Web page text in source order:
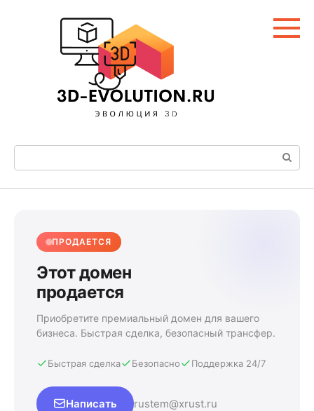
Поиск:
ПРОДАЕТСЯ
Этот домен
продается
Приобретите премиальный домен для вашего
бизнеса. Быстрая сделка, безопасный трансфер.
Быстрая сделка Безопасно Поддержка 24/7
Написать rustem@xrust.ru